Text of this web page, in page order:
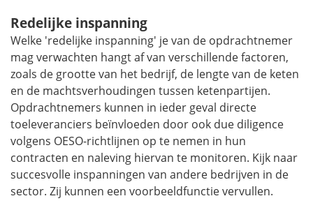
Redelijke inspanning
Welke 'redelijke inspanning' je van de opdrachtnemer
mag verwachten hangt af van verschillende factoren,
zoals de grootte van het bedrijf, de lengte van de keten
en de machtsverhoudingen tussen ketenpartijen.
Opdrachtnemers kunnen in ieder geval directe
toeleveranciers beïnvloeden door ook due diligence
volgens OESO-richtlijnen op te nemen in hun
contracten en naleving hiervan te monitoren. Kijk naar
succesvolle inspanningen van andere bedrijven in de
sector. Zij kunnen een voorbeeldfunctie vervullen.